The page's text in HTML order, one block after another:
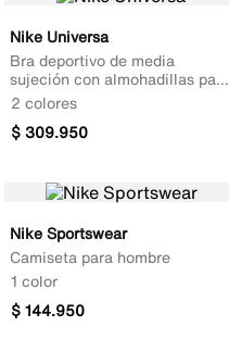
Nike Universa
Bra deportivo de media
sujeción con almohadillas para
mujer
2 colores
$309.950
Nike Sportswear
Camiseta para hombre
1 color
$144.950